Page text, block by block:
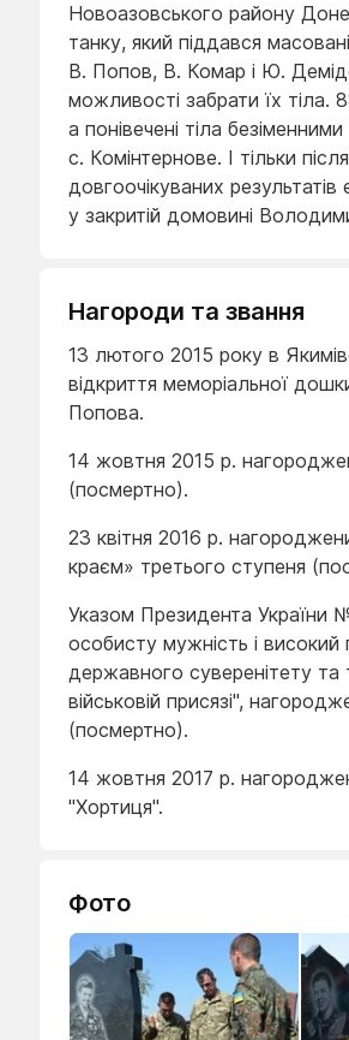
Новоазовського району
танку, який піддався
В. Попов, В. Комар і Ю.
можливості забрати їх тіла.
а понівечені тіла
с. Комінтернове. І тільки
довгоочікуваних
у закритій домовині
Нагороди та звання
13 лютого 2015 року в
відкриття меморіальної
Попова.
14 жовтня 2015 р.
(посмертно).
23 квітня 2016 р.
краєм» третього ступеня
Указом Президента України
особисту мужність і високий
державного суверенітету та
військовій присязі",
(посмертно).
14 жовтня 2017 р.
"Хортиця".
Фото